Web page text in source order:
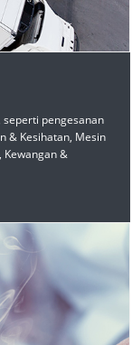
seperti pengesanan
& Kesihatan, Mesin
Kewangan &